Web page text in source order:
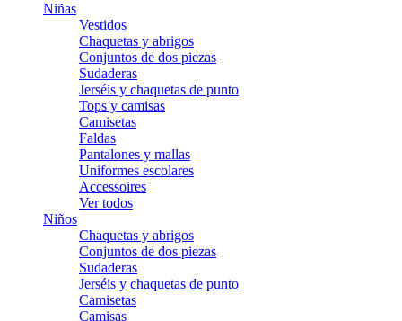
Niñas
Vestidos
Chaquetas y abrigos
Conjuntos de dos piezas
Sudaderas
Jerséis y chaquetas de punto
Tops y camisas
Camisetas
Faldas
Pantalones y mallas
Uniformes escolares
Accessoires
Ver todos
Niños
Chaquetas y abrigos
Conjuntos de dos piezas
Sudaderas
Jerséis y chaquetas de punto
Camisetas
Camisas